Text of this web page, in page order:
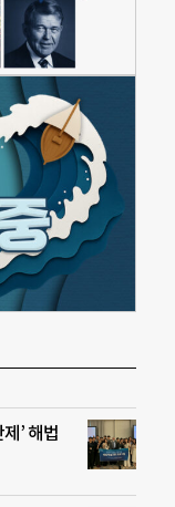
’ 해법